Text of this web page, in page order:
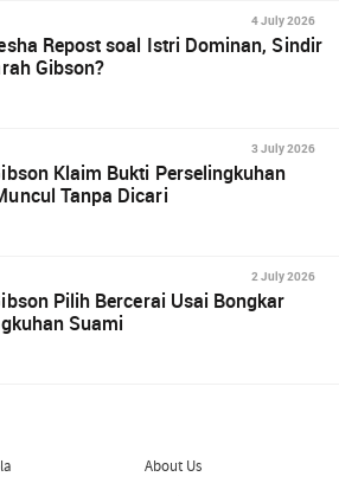
4 July 2026
Repost soal Istri Dominan, Sindir
Gibson?
3 July 2026
Klaim Bukti Perselingkuhan
Tanpa Dicari
2 July 2026
Pilih Bercerai Usai Bongkar
Suami
About Us